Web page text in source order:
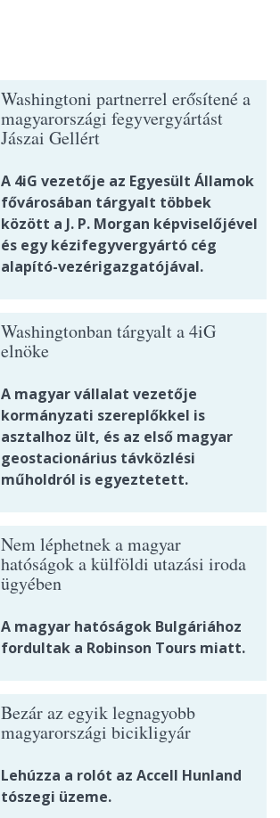
Washingtoni partnerrel erősítené a
magyarországi fegyvergyártást
Jászai Gellért
A 4iG vezetője az Egyesült Államok
fővárosában tárgyalt többek
között a J. P. Morgan képviselőjével
és egy kézifegyvergyártó cég
alapító-vezérigazgatójával.
Washingtonban tárgyalt a 4iG
elnöke
A magyar vállalat vezetője
kormányzati szereplőkkel is
asztalhoz ült, és az első magyar
geostacionárius távközlési
műholdról is egyeztetett.
Nem léphetnek a magyar
hatóságok a külföldi utazási iroda
ügyében
A magyar hatóságok Bulgáriához
fordultak a Robinson Tours miatt.
Bezár az egyik legnagyobb
magyarországi bicikligyár
Lehúzza a rolót az Accell Hunland
tószegi üzeme.